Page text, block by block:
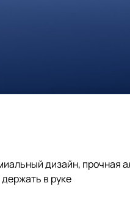
дизайн,
в руке